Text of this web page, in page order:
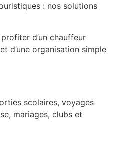
: nos solutions
d’un chauffeur
d’une organisation simple
scolaires, voyages
mariages, clubs et